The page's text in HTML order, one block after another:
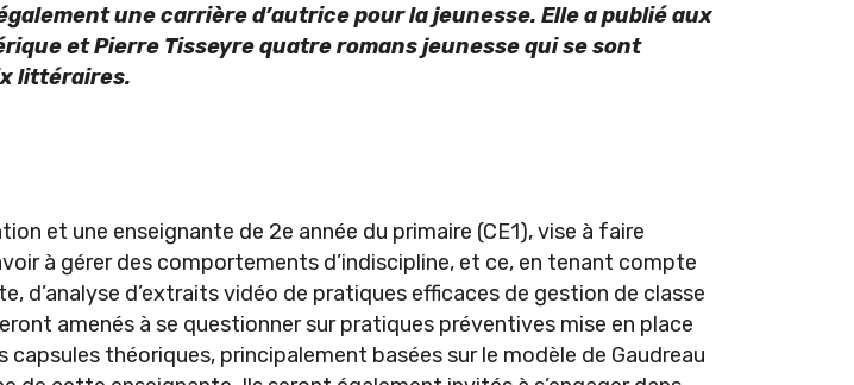
une carrière d’autrice pour la jeunesse. Elle a publié aux
et Pierre Tisseyre quatre romans jeunesse qui se sont
littéraires.
et une enseignante de 2e année du primaire (CE1), vise à faire
à gérer des comportements d’indiscipline, et ce, en tenant compte
d’analyse d’extraits vidéo de pratiques efficaces de gestion de classe
amenés à se questionner sur pratiques préventives mise en place
capsules théoriques, principalement basées sur le modèle de Gaudreau